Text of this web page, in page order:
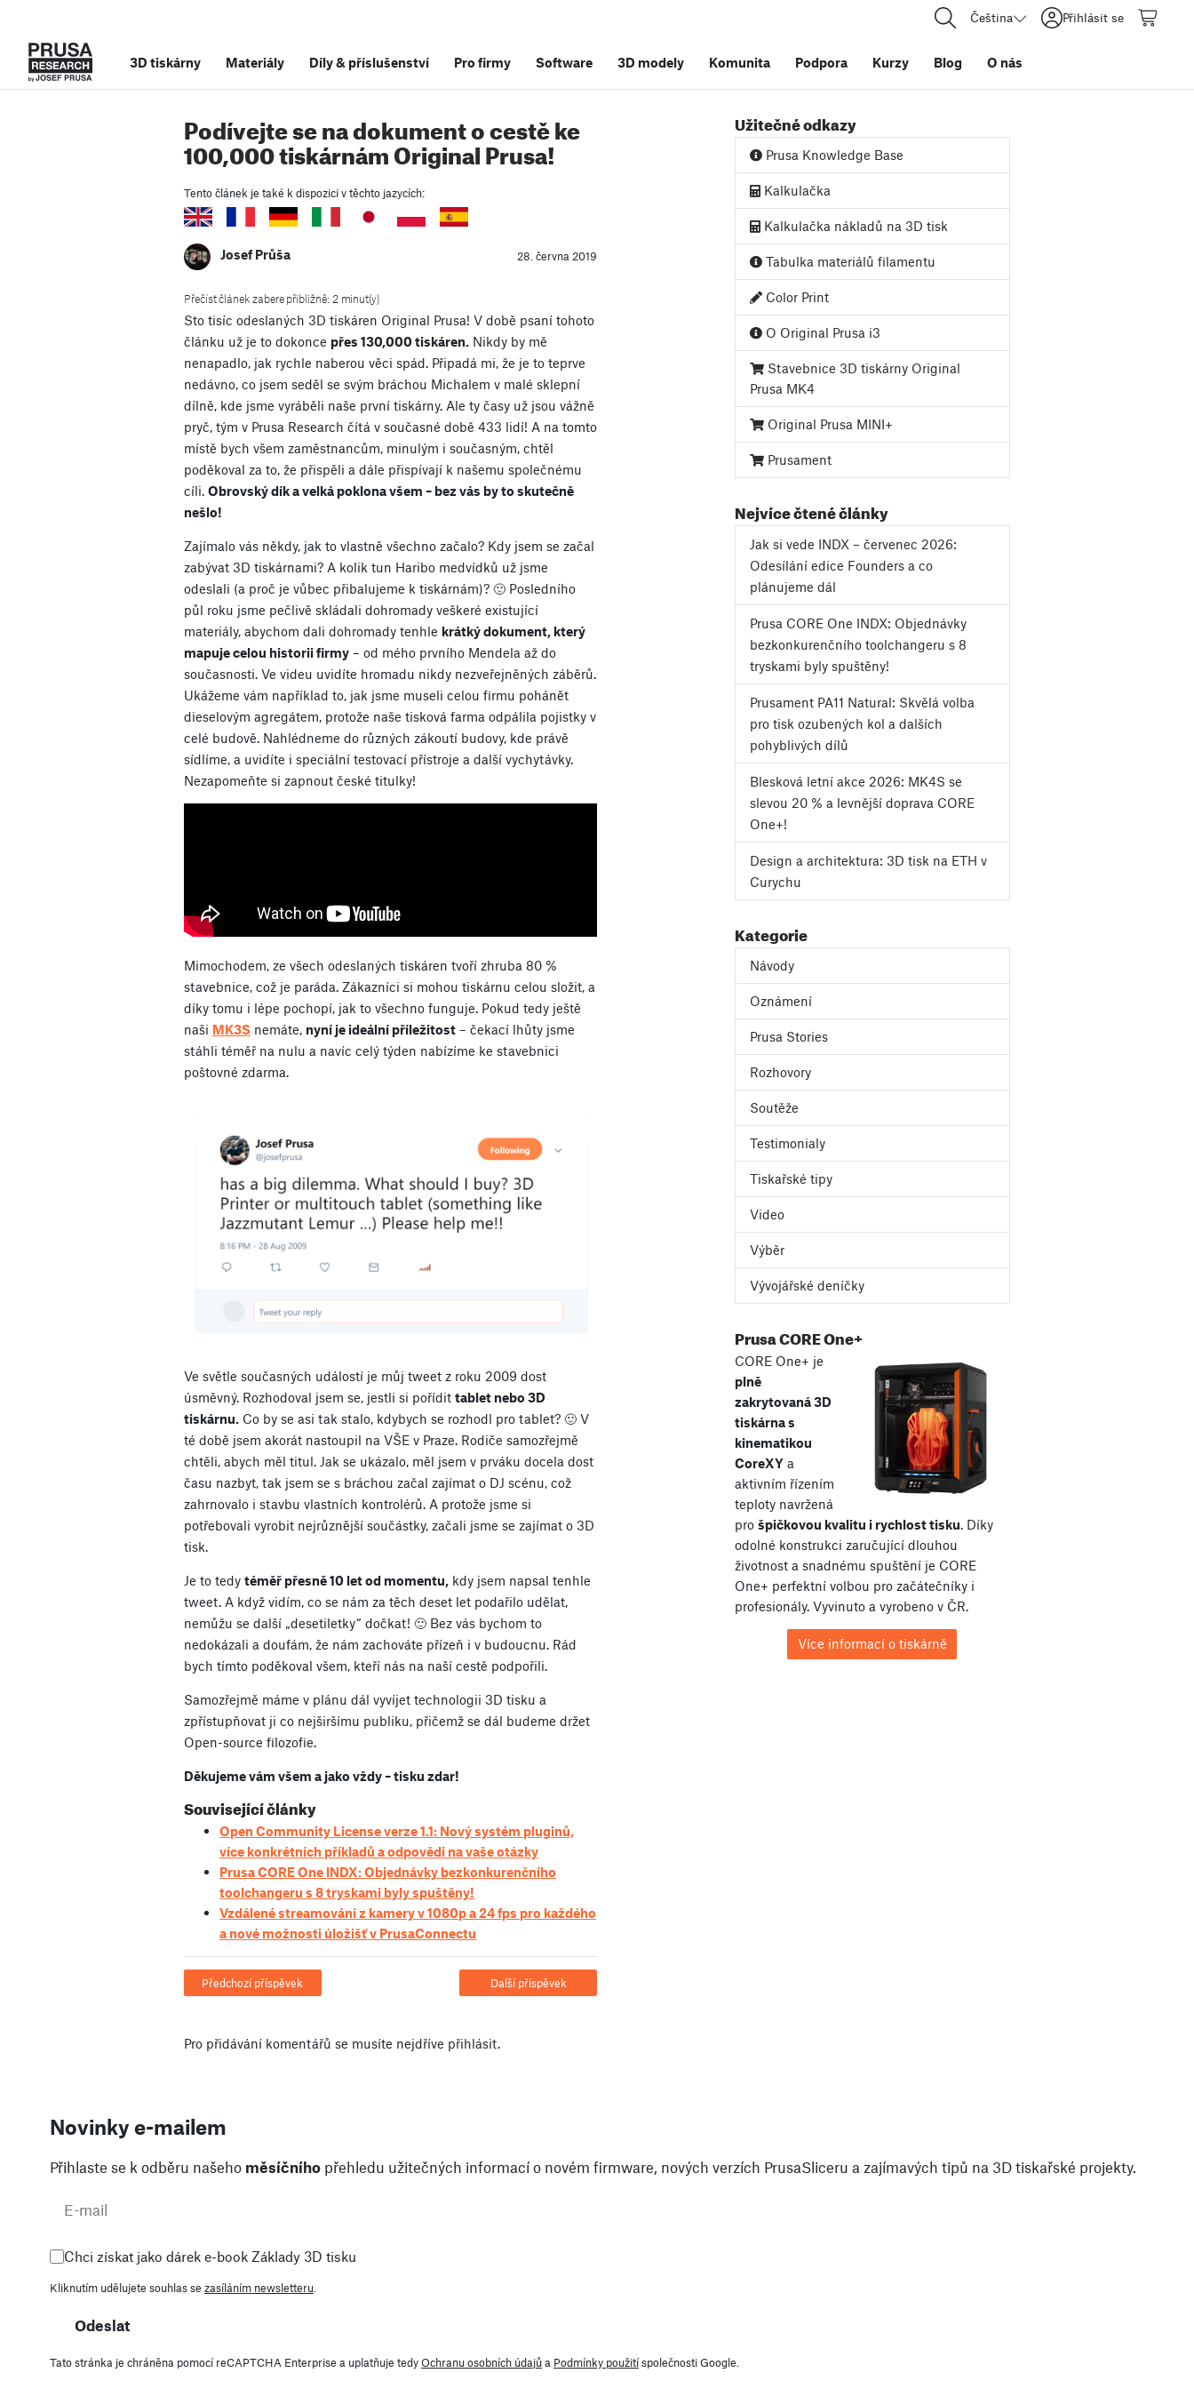
Čeština Přihlásit se
3D tiskárny Materiály Díly& příslušenství Pro firmy Software 3D modely Komunita Podpora Kurzy Blog O nás
Podívejte se na dokument o cestě ke
100,000 tiskárnám Original Prusa!
Tento článek je také k dispozici v těchto jazycích:
Josef Průša 28. června 2019
Přečíst článek zabere přibližně: 2 minut(y)
Sto tisíc odeslaných 3D tiskáren Original Prusa! V době psaní tohoto
článku už je to dokonce přes 130,000 tiskáren. Nikdy by mě
nenapadlo, jak rychle naberou věci spád. Připadá mi, že je to teprve
nedávno, co jsem seděl se svým bráchou Michalem v malé sklepní
dílně, kde jsme vyráběli naše první tiskárny. Ale ty časy už jsou vážně
pryč, tým v Prusa Research čítá v současné době 433 lidí! A na tomto
místě bych všem zaměstnancům, minulým i současným, chtěl
poděkoval za to, že přispěli a dále přispívají k našemu společnému
cíli. Obrovský dík a velká poklona všem – bez vás by to skutečně
nešlo!
Zajímalo vás někdy, jak to vlastně všechno začalo? Kdy jsem se začal
zabývat 3D tiskárnami? A kolik tun Haribo medvídků už jsme
odeslali (a proč je vůbec přibalujeme k tiskárnám)? 🙂 Posledního
půl roku jsme pečlivě skládali dohromady veškeré existující
materiály, abychom dali dohromady tenhle krátký dokument, který
mapuje celou historii firmy – od mého prvního Mendela až do
současnosti. Ve videu uvidíte hromadu nikdy nezveřejněných záběrů.
Ukážeme vám například to, jak jsme museli celou firmu pohánět
dieselovým agregátem, protože naše tisková farma odpálila pojistky v
celé budově. Nahlédneme do různých zákoutí budovy, kde právě
sídlíme, a uvidíte i speciální testovací přístroje a další vychytávky.
Nezapomeňte si zapnout české titulky!
Mimochodem, ze všech odeslaných tiskáren tvoří zhruba 80 %
stavebnice, což je paráda. Zákazníci si mohou tiskárnu celou složit, a
díky tomu i lépe pochopí, jak to všechno funguje. Pokud tedy ještě
naši MK3S nemáte, nyní je ideální příležitost – čekací lhůty jsme
stáhli téměř na nulu a navíc celý týden nabízíme ke stavebnici
poštovné zdarma.
Ve světle současných událostí je můj tweet z roku 2009 dost
úsměvný. Rozhodoval jsem se, jestli si pořídit tablet nebo 3D
tiskárnu. Co by se asi tak stalo, kdybych se rozhodl pro tablet? 🙂 V
té době jsem akorát nastoupil na VŠE v Praze. Rodiče samozřejmě
chtěli, abych měl titul. Jak se ukázalo, měl jsem v prváku docela dost
času nazbyt, tak jsem se s bráchou začal zajímat o DJ scénu, což
zahrnovalo i stavbu vlastních kontrolérů. A protože jsme si
potřebovali vyrobit nejrůznější součástky, začali jsme se zajímat o 3D
tisk.
Je to tedy téměř přesně 10 let od momentu, kdy jsem napsal tenhle
tweet. A když vidím, co se nám za těch deset let podařilo udělat,
nemůžu se další „desetiletky“ dočkat! 🙂 Bez vás bychom to
nedokázali a doufám, že nám zachováte přízeň i v budoucnu. Rád
bych tímto poděkoval všem, kteří nás na naší cestě podpořili.
Samozřejmě máme v plánu dál vyvíjet technologii 3D tisku a
zpřístupňovat ji co nejširšímu publiku, přičemž se dál budeme držet
Open-source filozofie.
Děkujeme vám všem a jako vždy – tisku zdar!
Související články
Open Community License verze 1.1: Nový systém pluginů,
více konkrétních příkladů a odpovědi na vaše otázky
Prusa CORE One INDX: Objednávky bezkonkurenčního
toolchangeru s 8 tryskami byly spuštěny!
Vzdálené streamování z kamery v 1080p a 24 fps pro každého
a nové možnosti úložišť v PrusaConnectu
Předchozí příspěvek Další příspěvek
Pro přidávání komentářů se musíte nejdříve přihlásit
Užitečné odkazy
Prusa Knowledge Base
Kalkulačka
Kalkulačka nákladů na 3D tisk
Tabulka materiálů filamentu
Color Print
O Original Prusa i3
Stavebnice 3D tiskárny Original
Prusa MK4
Original Prusa MINI+
Prusament
Nejvíce čtené články
Jak si vede INDX – červenec 2026:
Odesílání edice Founders a co
plánujeme dál
Prusa CORE One INDX: Objednávky
bezkonkurenčního toolchangeru s 8
tryskami byly spuštěny!
Prusament PA11 Natural: Skvělá volba
pro tisk ozubených kol a dalších
pohyblivých dílů
Blesková letní akce 2026: MK4S se
slevou 20 % a levnější doprava CORE
One+!
Design a architektura: 3D tisk na ETH v
Curychu
Kategorie
Návody
Oznámení
Prusa Stories
Rozhovory
Soutěže
Testimonialy
Tiskařské tipy
Video
Výběr
Vývojářské deníčky
Prusa CORE One+
CORE One+ je
plně
zakrytovaná 3D
tiskárna s
kinematikou
CoreXYa
aktivním řízením
teploty navržená
pro špičkovou kvalitu i rychlost tisku. Díky
odolné konstrukci zaručující dlouhou
životnost a snadnému spuštění je CORE
One+ perfektní volbou pro začátečníky i
profesionály. Vyvinuto a vyrobeno v ČR.
Více informací o tiskárně
Novinky e-mailem
Přihlaste se k odběru našeho měsíčního přehledu užitečných informací o novém firmware, nových verzích PrusaSliceru a zajímavých tipů na 3D tiskařské projekty.
Chci získat jako dárek e-book Základy 3D tisku
Kliknutím udělujete souhlas se zasíláním newsletteru
Odeslat
Tato stránka je chráněna pomocí reCAPTCHA Enterprise a uplatňuje tedyOchranu osobních údajůa Podmínky použitíspolečnosti Google.